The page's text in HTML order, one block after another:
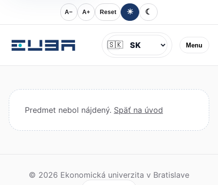
A− A+ Reset ☀ ☾
Menu
Jazyk
🇸🇰
Predmet nebol nájdený. Späť na úvod
© 2026 Ekonomická univerzita v Bratislave